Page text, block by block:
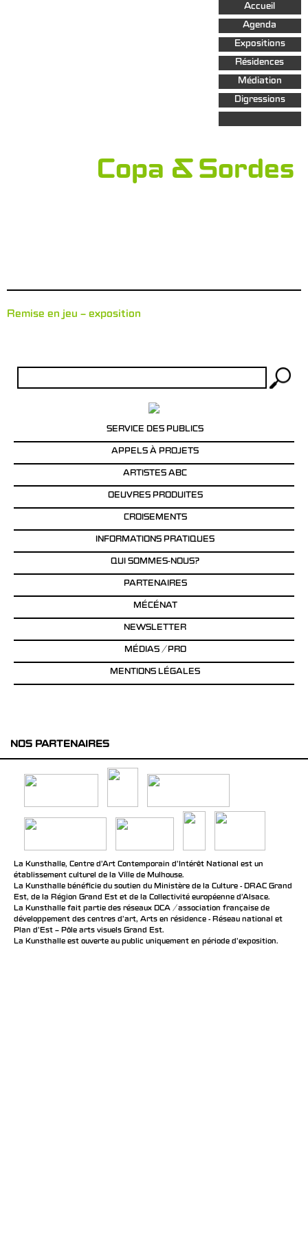
Aller au
contenu
principal
Accueil
Agenda
Expositions
Résidences
Médiation
Digressions
Copa & Sordes
Remise en jeu – exposition
SERVICE DES PUBLICS
APPELS À PROJETS
ARTISTES ABC
OEUVRES PRODUITES
CROISEMENTS
INFORMATIONS PRATIQUES
QUI SOMMES-NOUS?
PARTENAIRES
MÉCÉNAT
NEWSLETTER
MÉDIAS / PRO
MENTIONS LÉGALES
NOS PARTENAIRES
La Kunsthalle, Centre d’Art Contemporain d’Intérêt National est un
établissement culturel de la Ville de Mulhouse.
La Kunsthalle bénéficie du soutien du Ministère de la Culture - DRAC Grand
Est, de la Région Grand Est et de la Collectivité européenne d’Alsace.
La Kunsthalle fait partie des réseaux DCA / association française de
développement des centres d'art, Arts en résidence - Réseau national et
Plan d’Est – Pôle arts visuels Grand Est.
La Kunsthalle est ouverte au public uniquement en période d'exposition.